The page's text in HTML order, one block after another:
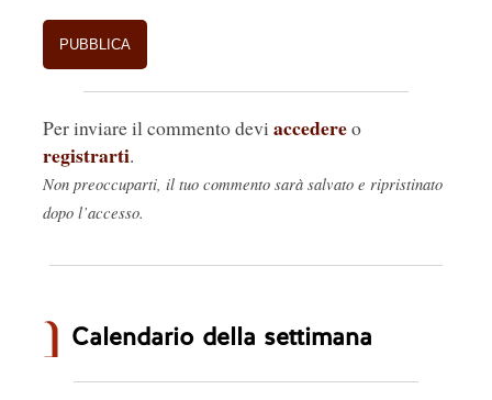
Per inviare il commento devi accedereo
registrarti.
Non preoccuparti, il tuo commento sarà salvato e ripristinato
dopo l’accesso.
Calendario della settimana